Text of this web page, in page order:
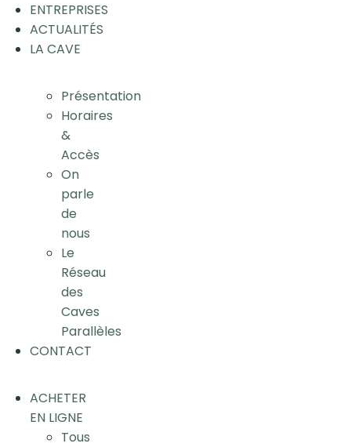
ENTREPRISES
ACTUALITÉS
LA CAVE
Présentation
Horaires
&
Accès
On
parle
de
nous
Le
Réseau
des
Caves
Parallèles
CONTACT
ACHETER
EN LIGNE
Tous